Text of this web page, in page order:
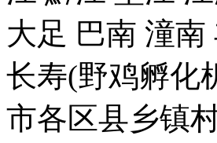
大足 巴南 潼
长寿(野鸡孵化
市各区县乡镇